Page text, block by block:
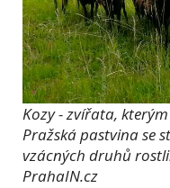
Kozy - zvířata,
Pražská pastvina se
vzácných druhů
PrahaIN.cz